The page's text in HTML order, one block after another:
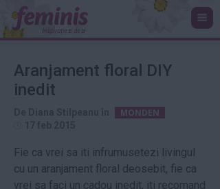
Aranjament floral DIY
inedit
MONDEN
Fie ca vrei sa iti infrumusetezi livingul
cu un aranjament floral deosebit, fie ca
vrei sa faci un cadou inedit, iti recomand